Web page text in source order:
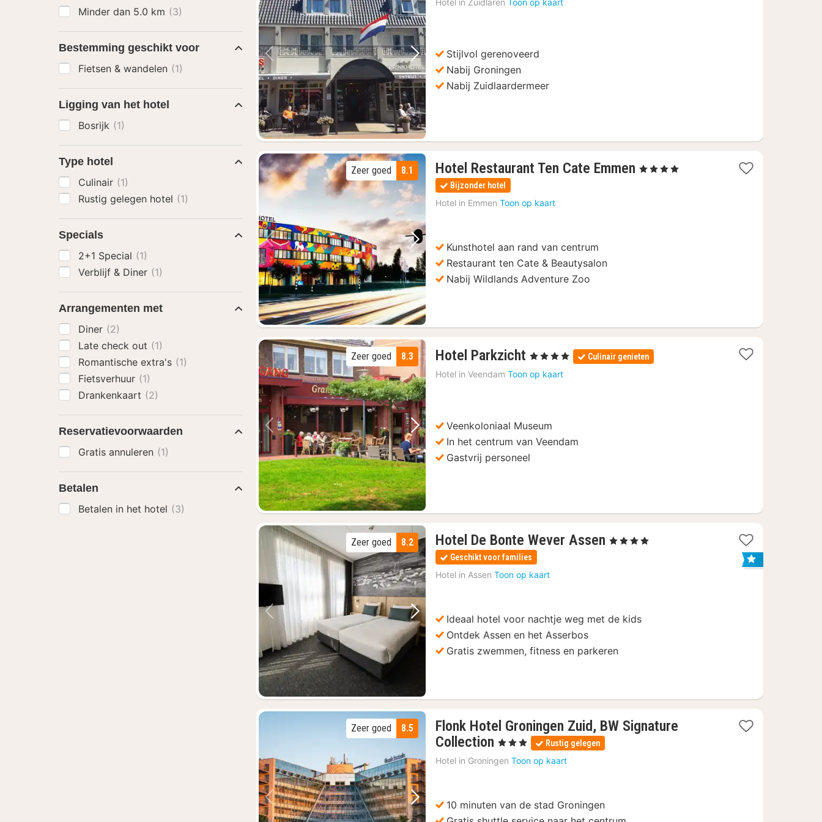
Vorige foto Volgende foto
vanaf
Hotel in Zuidlaren Toon op kaart
Stijlvol gerenoveerd
Nabij Groningen
Nabij Zuidlaardermeer
Vorige foto Volgende foto
8.1
Zeer goed Hotel Restaurant Ten Cate Emmen 1
, 4 Sterren
Bijzonder hotel
Hotel in Emmen Toon op kaart
Kunsthotel aan rand van centrum
Restaurant ten Cate & Beautysalon
Nabij Wildlands Adventure Zoo
Vorige foto Volgende foto
8.3
Zeer goed Hotel Parkzicht 3
nachten
vanaf
, 4 Sterren Culinair genieten
Hotel in Veendam Toon op kaart
Veenkoloniaal Museum
In het centrum van Veendam
Gastvrij personeel
Vorige foto Volgende foto
8.2
Zeer goed Hotel De Bonte Wever Assen 3
, 4 Sterren
Geschikt voor families
Hotel in Assen Toon op kaart
Ideaal hotel voor nachtje weg met de kids
Ontdek Assen en het Asserbos
Gratis zwemmen, fitness en parkeren
Vorige foto Volgende foto
8.5
Zeer goed
Flonk Hotel Groningen Zuid, BW Signature
Collection 1
nacht
vanaf
€
, 3 Sterren Rustig gelegen
Hotel in Groningen Toon op kaart
10 minuten van de stad Groningen
Minder dan 5.0 km (3)
Bestemming geschikt voor
Fietsen & wandelen (1)
Ligging van het hotel
Bosrijk (1)
Type hotel
Culinair (1)
Rustig gelegen hotel (1)
Specials
2+1 Special (1)
Verblijf & Diner (1)
Arrangementen met
Diner (2)
Late check out (1)
Romantische extra's (1)
Fietsverhuur (1)
Drankenkaart (2)
Reservatievoorwaarden
Gratis annuleren (1)
Betalen
Betalen in het hotel (3)